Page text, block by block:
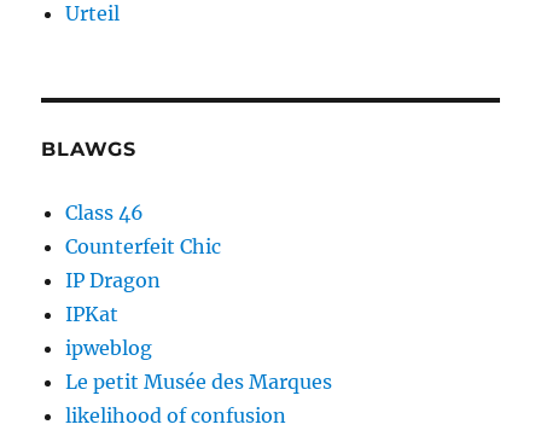
Urteil
BLAWGS
Class 46
Counterfeit Chic
IP Dragon
IPKat
ipweblog
Le petit Musée des Marques
likelihood of confusion